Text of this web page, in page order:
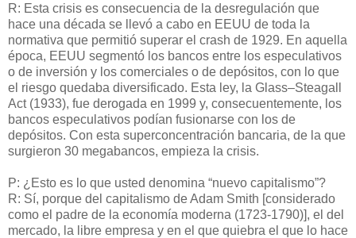
R: Esta crisis es consecuencia de la desregulación que
hace una década se llevó a cabo en EEUU de toda la
normativa que permitió superar el crash de 1929. En aquella
época, EEUU segmentó los bancos entre los especulativos
o de inversión y los comerciales o de depósitos, con lo que
el riesgo quedaba diversificado. Esta ley, la Glass–Steagall
Act (1933), fue derogada en 1999 y, consecuentemente, los
bancos especulativos podían fusionarse con los de
depósitos. Con esta superconcentración bancaria, de la que
surgieron 30 megabancos, empieza la crisis.
P: ¿Esto es lo que usted denomina “nuevo capitalismo”?
R: Sí, porque del capitalismo de Adam Smith [considerado
como el padre de la economía moderna (1723-1790)], el del
mercado, la libre empresa y en el que quiebra el que lo hace